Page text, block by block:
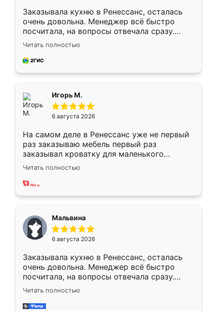
Заказывала кухню в Ренессанс, осталась
очень довольна. Менеджер всё быстро
посчитала, на вопросы отвечала сразу.
Замерщик приехал в субботу, подошёл к
делу со всей ответственностью. Собрали
за день, ребята работали аккуратно, даже
Читать полностью
Игорь М.
6 августа 2026
На самом деле в Ренессанс уже не первый
раз заказываю мебель первый раз
заказывал кроватку для маленького
ребёнка при его рождении ,во второй раз
заказал шкаф-купе. По качеству очень
хорошее сборка достаточно быстрая,
меньше, здесь же он более разнообразный.
Мне нравится ,если что-то потребуется из
мебели буду заказывать только здесь.
Читать полностью
Мальвина
6 августа 2026
Заказывала кухню в Ренессанс, осталась
очень довольна. Менеджер всё быстро
посчитала, на вопросы отвечала сразу.
Замерщик приехал в субботу, подошёл к
делу со всей ответственностью. Собрали
за день, ребята работали аккуратно, даже
Читать полностью